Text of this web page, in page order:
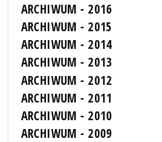
ARCHIWUM - 2016
ARCHIWUM - 2015
ARCHIWUM - 2014
ARCHIWUM - 2013
ARCHIWUM - 2012
ARCHIWUM - 2011
ARCHIWUM - 2010
ARCHIWUM - 2009